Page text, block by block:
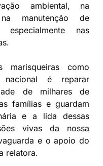
ambiental, na
manutenção de
especialmente nas
marisqueiras como
nacional é reparar
de milhares de
famílias e guardam
e a lida dessas
vivas da nossa
e o apoio do
relatora.